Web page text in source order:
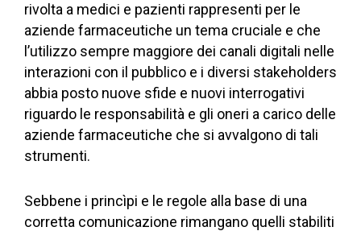
rivolta a medici e pazienti rappresenti per le
aziende farmaceutiche un tema cruciale e che
l’utilizzo sempre maggiore dei canali digitali nelle
interazioni con il pubblico e i diversi stakeholders
abbia posto nuove sfide e nuovi interrogativi
riguardo le responsabilità e gli oneri a carico delle
aziende farmaceutiche che si avvalgono di tali
strumenti.
Sebbene i princìpi e le regole alla base di una
corretta comunicazione rimangano quelli stabiliti